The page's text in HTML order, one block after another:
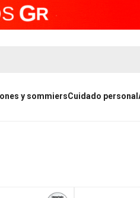
y sommiersCuidado personal